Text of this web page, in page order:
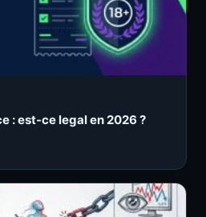
: est-ce legal en 2026 ?